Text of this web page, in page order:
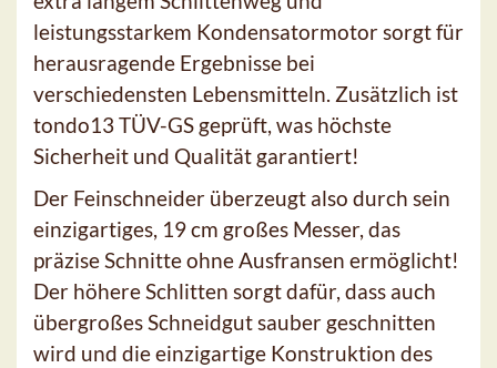
leistungsstarkem Kondensatormotor sorgt für
herausragende Ergebnisse bei
verschiedensten Lebensmitteln. Zusätzlich ist
tondo13 TÜV-GS geprüft, was höchste
Sicherheit und Qualität garantiert!
Der Feinschneider überzeugt also durch sein
einzigartiges, 19 cm großes Messer, das
präzise Schnitte ohne Ausfransen ermöglicht!
Der höhere Schlitten sorgt dafür, dass auch
übergroßes Schneidgut sauber geschnitten
wird und die einzigartige Konstruktion des